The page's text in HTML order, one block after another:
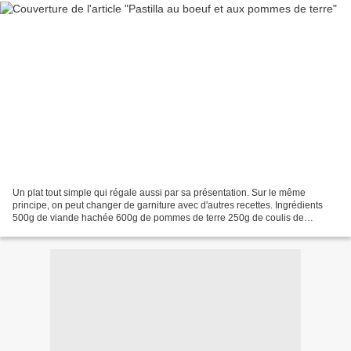
Un plat tout simple qui régale aussi par sa présentation. Sur le même
principe, on peut changer de garniture avec d'autres recettes. Ingrédients
500g de viande hachée 600g de pommes de terre 250g de coulis de